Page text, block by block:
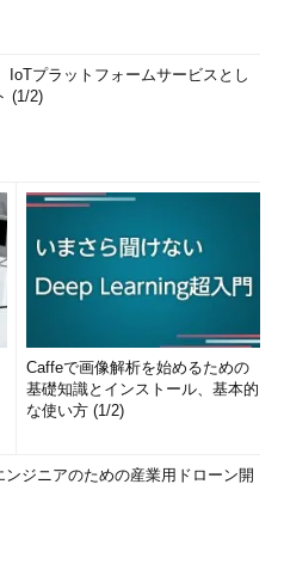
IoTプラットフォームサービスとし
(1/2)
Caffeで画像解析を始めるための
基礎知識とインストール、基本的
な使い方 (1/2)
ンジニアのための産業用ドローン開